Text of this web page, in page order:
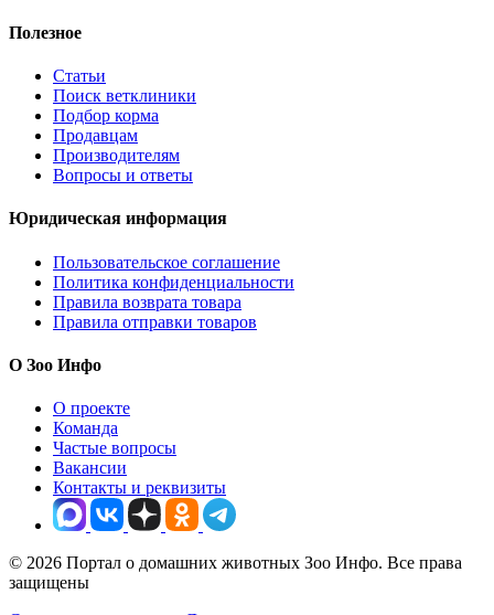
Полезное
Статьи
Поиск ветклиники
Подбор корма
Продавцам
Производителям
Вопросы и ответы
Юридическая информация
Пользовательское соглашение
Политика конфиденциальности
Правила возврата товара
Правила отправки товаров
О Зоо Инфо
О проекте
Команда
Частые вопросы
Вакансии
Контакты и реквизиты
© 2026 Портал о домашних животных Зоо Инфо. Все права
защищены